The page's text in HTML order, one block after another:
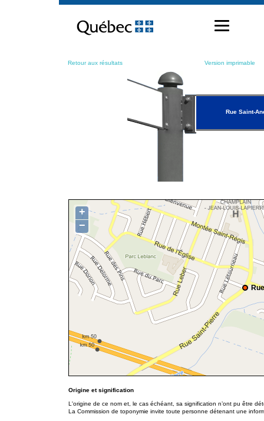
contenu
Retour aux résultats Version imprimable
Rue Saint-
+
−
Origine et signification
L'origine de ce nom et, le cas échéant, sa signification n’ont pu être
La Commission de toponymie invite toute personne détenant une